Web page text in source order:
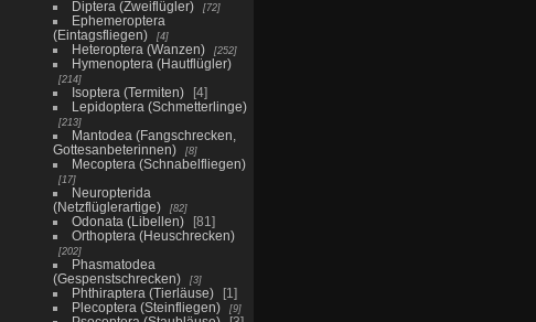
Diptera (Zweiflügler) 72
Ephemeroptera
(Eintagsfliegen)
4
Heteroptera (Wanzen) 252
Hymenoptera (Hautflügler)
214
Isoptera (Termiten)
4
Lepidoptera (Schmetterlinge)
213
Mantodea (Fangschrecken,
Gottesanbeterinnen)
8
Mecoptera (Schnabelfliegen)
17
Neuropterida
(Netzflüglerartige)
82
Odonata (Libellen)
81
Orthoptera (Heuschrecken)
202
Phasmatodea
(Gespenstschrecken)
3
Phthiraptera (Tierläuse)
1
Plecoptera (Steinfliegen)
9